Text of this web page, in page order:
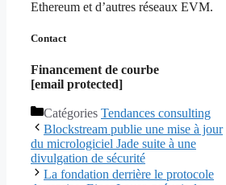
Ethereum et d’autres réseaux EVM.
Contact
Financement de courbe
[email protected]
Catégories Tendances consulting
Blockstream publie une mise à jour
du micrologiciel Jade suite à une
divulgation de sécurité
La fondation derrière le protocole